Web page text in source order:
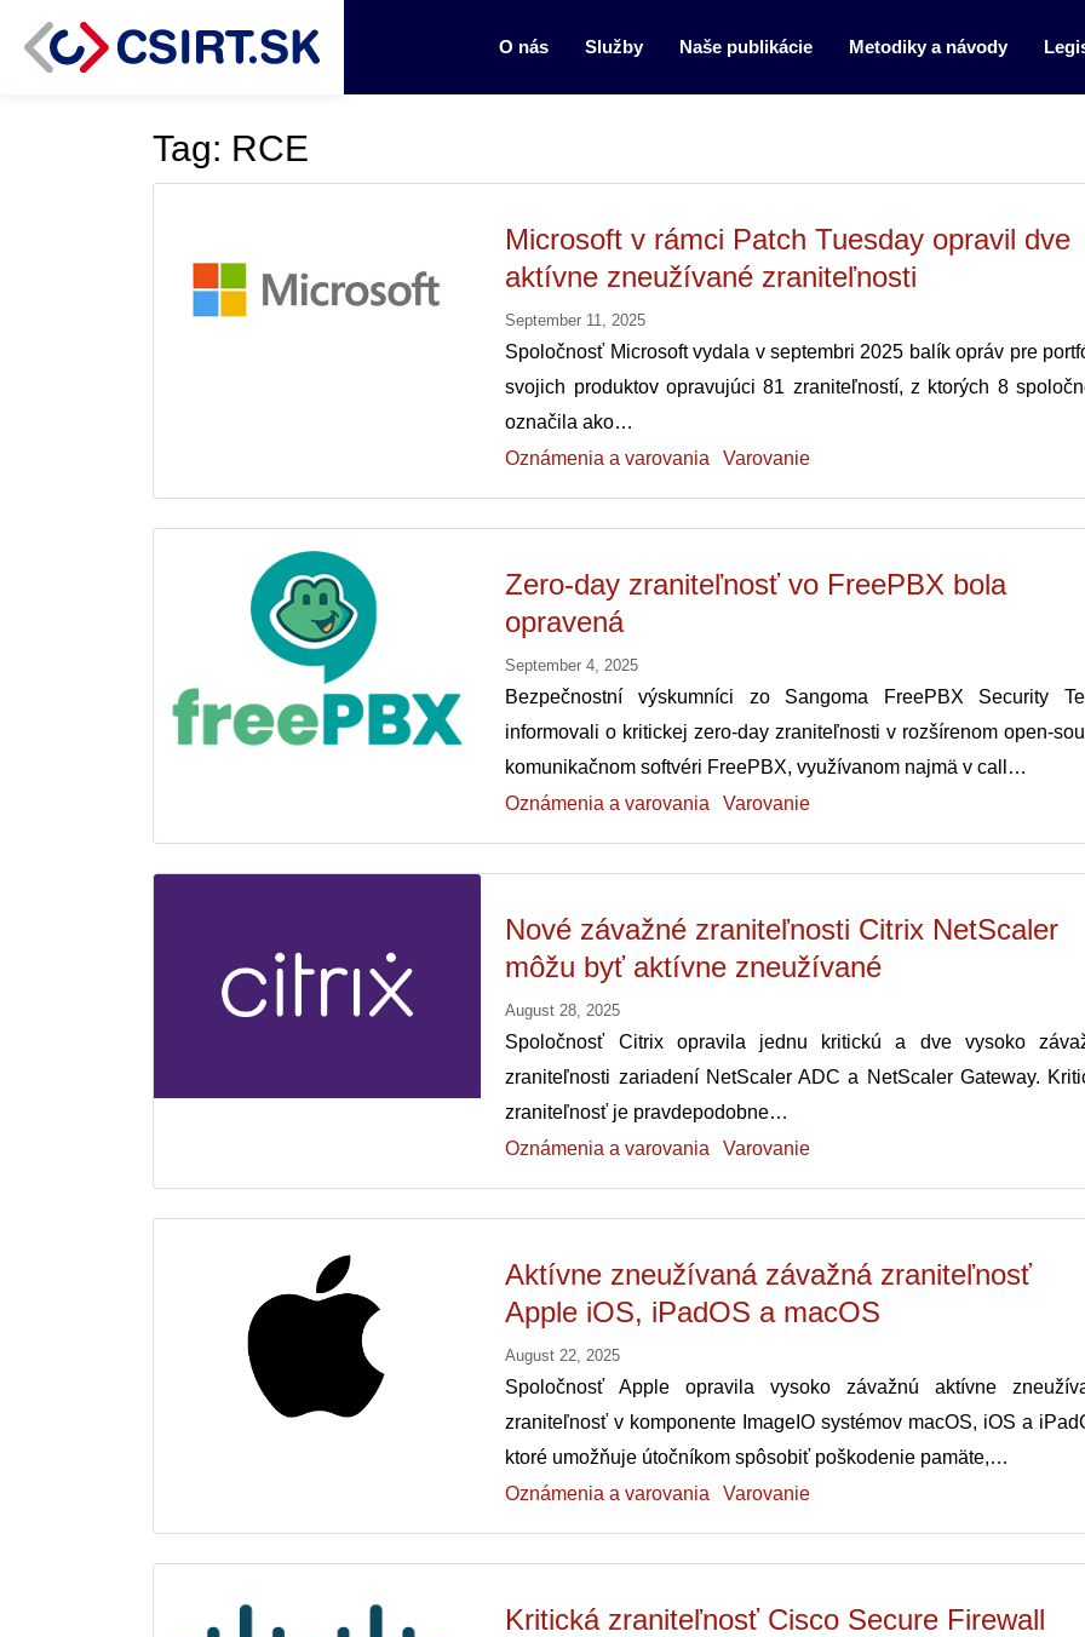
O nás Služby Naše publikácie Metodiky a návody
Tag: RCE
Microsoft v rámci Patch Tuesday opravil dve
aktívne zneužívané zraniteľnosti
September 11, 2025
Spoločnosť Microsoft vydala v septembri 2025 balík opráv pre
svojich produktov opravujúci 81 zraniteľností, z ktorých 8
označila ako…
Oznámenia a varovania
Varovanie
Zero-day zraniteľnosť vo FreePBX bola
opravená
September 4, 2025
Bezpečnostní výskumníci zo Sangoma FreePBX Security
informovali o kritickej zero-day zraniteľnosti v rozšírenom open-
komunikačnom softvéri FreePBX, využívanom najmä v call…
Oznámenia a varovania
Varovanie
Nové závažné zraniteľnosti Citrix NetScaler
môžu byť aktívne zneužívané
August 28, 2025
Spoločnosť Citrix opravila jednu kritickú a dve vysoko
zraniteľnosti zariadení NetScaler ADC a NetScaler Gateway.
zraniteľnosť je pravdepodobne…
Oznámenia a varovania
Varovanie
Aktívne zneužívaná závažná zraniteľnosť
Apple iOS, iPadOS a macOS
August 22, 2025
Spoločnosť Apple opravila vysoko závažnú aktívne
zraniteľnosť v komponente ImageIO systémov macOS, iOS a
ktoré umožňuje útočníkom spôsobiť poškodenie pamäte,…
Oznámenia a varovania
Varovanie
Kritická zraniteľnosť Cisco Secure Firewall